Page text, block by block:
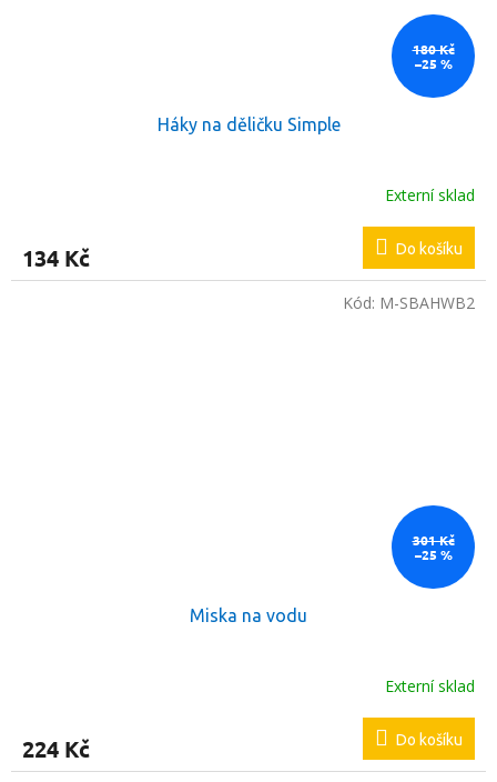
180 Kč
–25 %
Háky na děličku Simple
Externí sklad
134 Kč Do košíku
301 Kč
–25 %
Miska na vodu
Externí sklad
224 Kč Do košíku
Kód: M-SBAHWB2